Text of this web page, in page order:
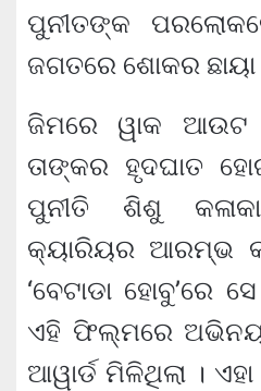
ପୁନୀତଙ୍କ
ଜଗତରେ ଶୋକର ଛାୟା
ଜିମରେ ୱାକ ଆଉଟ
ତାଙ୍କର ହୃଦଘାତ
ପୁନୀତି ଶିଶୁ
କ୍ୟାରିୟର ଆରମ୍ଭ
‘ବେଟାଡା ହୋବୁ’ରେ
ଏହି ଫିଲ୍ମରେ ଅଭିନୟ
ଆୱାର୍ଡ ମିଳିଥିଲା ।